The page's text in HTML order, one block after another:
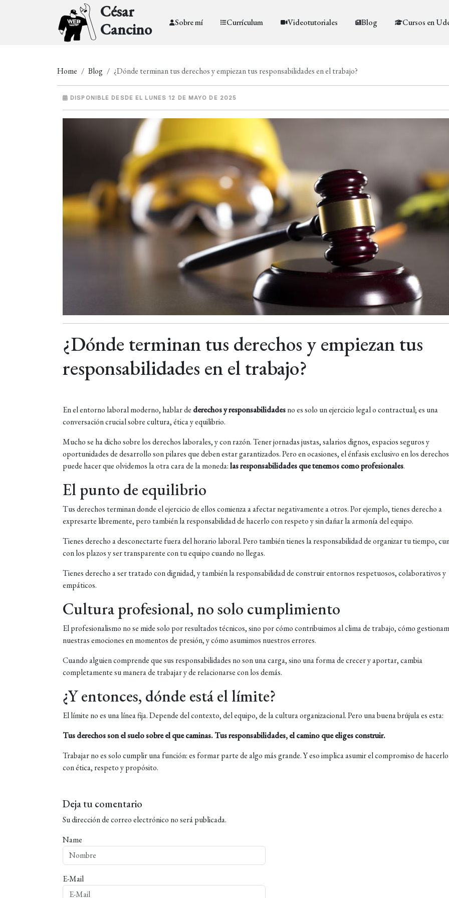
César
Cancino
Sobre mí Currículum Videotutoriales Blog Cursos en
Home Blog ¿Dónde terminan tus derechos y empiezan tus responsabilidades en el trabajo?
DISPONIBLE DESDE EL LUNES 12 DE MAYO DE 2025
¿Dónde terminan tus derechos y empiezan tus
responsabilidades en el trabajo?
En el entorno laboral moderno, hablar de derechos y responsabilidadesno es solo un ejercicio legal o contractual; es una
conversación crucial sobre cultura, ética y equilibrio.
Mucho se ha dicho sobre los derechos laborales, y con razón. Tener jornadas justas, salarios dignos, espacios seguros y
oportunidades de desarrollo son pilares que deben estar garantizados. Pero en ocasiones, el énfasis exclusivo en los derechos
puede hacer que olvidemos la otra cara de la moneda:las responsabilidades que tenemos como profesionales.
El punto de equilibrio
Tus derechos terminan donde el ejercicio de ellos comienza a afectar negativamente a otros. Por ejemplo, tienes derecho a
expresarte libremente, pero también la responsabilidad de hacerlo con respeto y sin dañar la armonía del equipo.
Tienes derecho a desconectarte fuera del horario laboral. Pero también tienes la responsabilidad de organizar tu tiempo,
con los plazos y ser transparente con tu equipo cuando no llegas.
Tienes derecho a ser tratado con dignidad, y también la responsabilidad de construir entornos respetuosos, colaborativos y
empáticos.
Cultura profesional, no solo cumplimiento
El profesionalismo no se mide solo por resultados técnicos, sino por cómo contribuimos al clima de trabajo, cómo
nuestras emociones en momentos de presión, y cómo asumimos nuestros errores.
Cuando alguien comprende que sus responsabilidades no son una carga, sino una forma de crecer y aportar, cambia
completamente su manera de trabajar y de relacionarse con los demás.
¿Y entonces, dónde está el límite?
El límite no es una línea fija. Depende del contexto, del equipo, de la cultura organizacional. Pero una buena brújula es esta:
Tus derechos son el suelo sobre el que caminas. Tus responsabilidades, el camino que eliges construir.
Trabajar no es solo cumplir una función: es formar parte de algo más grande. Y eso implica asumir el compromiso de
con ética, respeto y propósito.
Deja tu comentario
Su dirección de correo electrónico no será publicada.
Name
E-Mail